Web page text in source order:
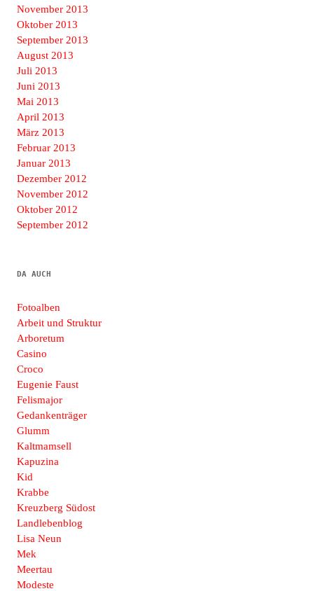
November 2013
Oktober 2013
September 2013
August 2013
Juli 2013
Juni 2013
Mai 2013
April 2013
März 2013
Februar 2013
Januar 2013
Dezember 2012
November 2012
Oktober 2012
September 2012
DA AUCH
Fotoalben
Arbeit und Struktur
Arboretum
Casino
Croco
Eugenie Faust
Felismajor
Gedankenträger
Glumm
Kaltmamsell
Kapuzina
Kid
Krabbe
Kreuzberg Südost
Landlebenblog
Lisa Neun
Mek
Meertau
Modeste